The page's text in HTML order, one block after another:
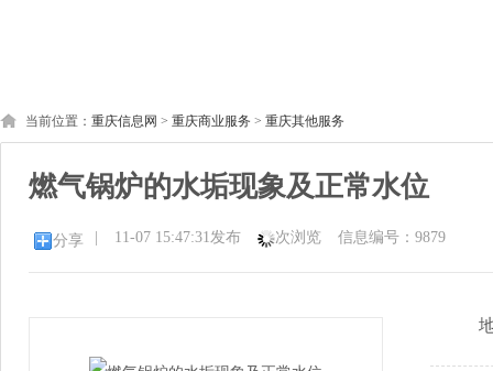
当前位置： 重庆信息网 > 重庆商业服务 > 重庆其他服务
燃气锅炉的水垢现象及正常水位
分享 11-07 15:47:31发布 次浏览 信息编号：9879